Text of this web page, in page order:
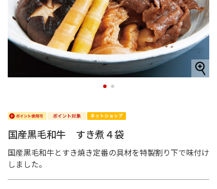
1 2
国産黒毛和牛 すき煮４袋
国産黒毛和牛とすき焼き定番の具材を特製割り下で味付け
しました。